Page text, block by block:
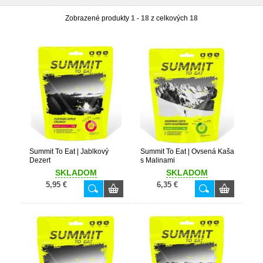
Zobrazené produkty 1 - 18 z celkových 18
Summit To Eat | Jablkový
Dezert
SKLADOM
5,95 €
Summit To Eat | Ovsená Kaša
s Malinami
SKLADOM
6,35 €